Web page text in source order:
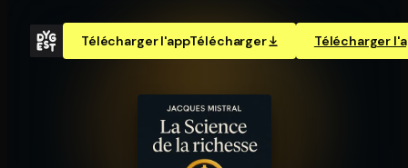
Télécharger l'appTélécharger Télécharger